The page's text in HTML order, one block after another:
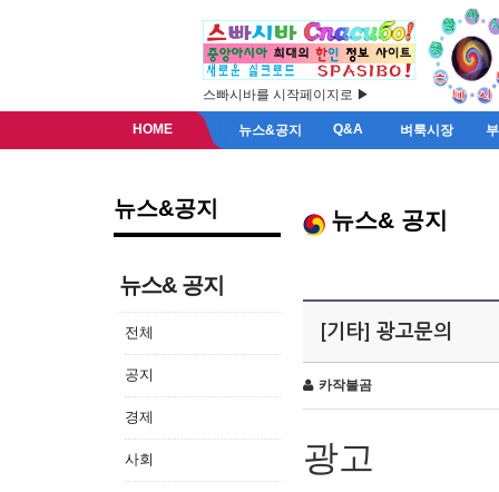
스빠시바를 시작페이지로 ▶
HOME 뉴스&공지 Q&A 벼룩시장
뉴스&공지
뉴스& 공지
전체
공지
경제
사회
뉴스& 공지
[기타] 광고문의
카작불곰
광고